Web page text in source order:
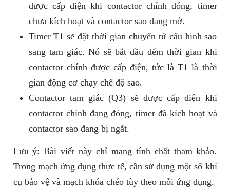
được cấp điện khi contactor chính đóng, timer
chưa kích hoạt và contactor sao đang mở.
Timer T1 sẽ đặt thời gian chuyển từ cấu hình sao
sang tam giác. Nó sẽ bắt đầu đếm thời gian khi
contactor chính được cấp điện, tức là T1 là thời
gian động cơ chạy chế độ sao.
Contactor tam giác (Q3) sẽ được cấp điện khi
contactor chính đang đóng, timer đã kích hoạt và
contactor sao đang bị ngắt.
Lưu ý: Bài viết này chỉ mang tính chất tham khảo.
Trong mạch ứng dụng thực tế, cần sử dụng một số khí
cụ bảo vệ và mạch khóa chéo tùy theo mỗi ứng dụng.